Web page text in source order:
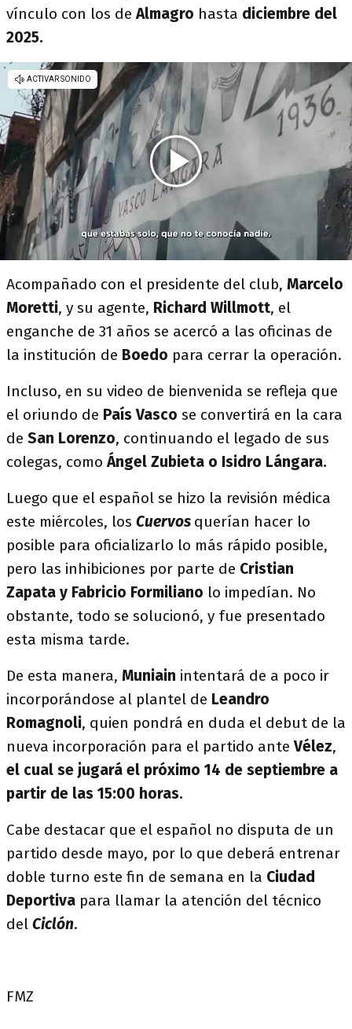
vínculo con los deAlmagro hasta diciembre del
2025.
Acompañado con el presidente del club, Marcelo
Moretti, y su agente, Richard Willmott, el
enganche de 31 años se acercó a las oficinas de
la institución de Boedo para cerrar la operación.
Incluso, en su video de bienvenida se refleja que
el oriundo de País Vasco se convertirá en la cara
de San Lorenzo, continuando el legado de sus
colegas, como Ángel Zubieta o Isidro Lángara.
Luego que el español se hizo la revisión médica
este miércoles, los Cuervos querían hacer lo
posible para oficializarlo lo más rápido posible,
pero las inhibiciones por parte de Cristian
Zapata y Fabricio Formiliano lo impedían. No
obstante, todo se solucionó, y fue presentado
esta misma tarde.
De esta manera, Muniain intentará de a poco ir
incorporándose al plantel de Leandro
Romagnoli, quien pondrá en duda el debut de la
nueva incorporación para el partido anteVélez,
el cual se jugará el próximo 14 de septiembre a
partir de las 15:00 horas.
Cabe destacar que el español no disputa de un
partido desde mayo, por lo que deberá entrenar
doble turno este fin de semana en la Ciudad
Deportiva para llamar la atención del técnico
del Ciclón.
FMZ